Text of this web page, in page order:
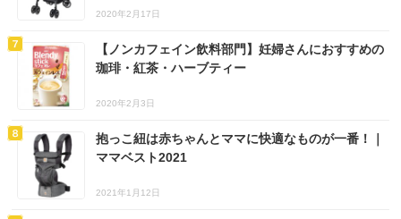
2020年2月17日
【ノンカフェイン飲料部門】妊婦さんにおすすめの
珈琲・紅茶・ハーブティー
2020年2月3日
抱っこ紐は赤ちゃんとママに快適なものが一番！｜
ママベスト2021
2021年1月12日